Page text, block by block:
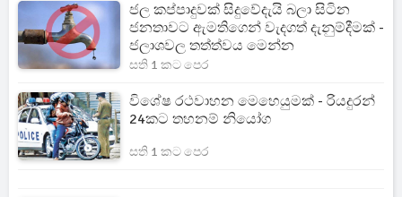
ජල කප්පාදුවක් සිදුවේදැයි බලා සිටින
ජනතාවට ඇමතිගෙන් වැදගත් දැනුම්දීමක් -
ජලාශවල තත්ත්වය මෙන්න
සති 1 කට පෙර
විශේෂ රථවාහන මෙහෙයුමක් - රියදුරන්
24කට තහනම් නියෝග
සති 1 කට පෙර